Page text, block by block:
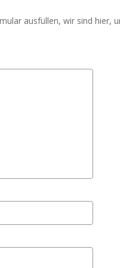
ausfüllen, wir sind hier,